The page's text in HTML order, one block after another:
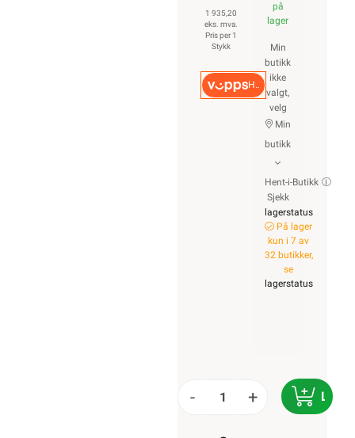
1 935,20
eks. mva.
Pris per 1
Stykk
Hurtigkasse
på
lager
Min
butikk
ikke
valgt,
velg
Min
butikk
Hent-i-Butikk
Sjekk
lagerstatus
På lager
kun i 7 av
32 butikker,
se
lagerstatus
- +